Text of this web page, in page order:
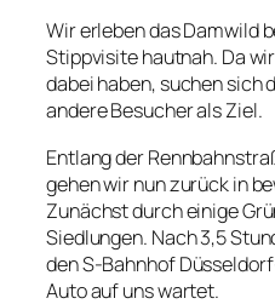
Wir erleben das Damwild
Stippvisite hautnah. Da
dabei haben, suchen sich
andere Besucher als Ziel.
Entlang der
gehen wir nun zurück in
Zunächst durch einige
Siedlungen. Nach 3,5
den S-Bahnhof
Auto auf uns wartet.